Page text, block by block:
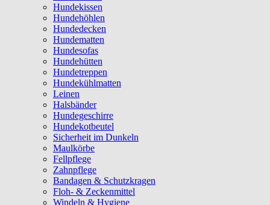
Hundekissen
Hundehöhlen
Hundedecken
Hundematten
Hundesofas
Hundehütten
Hundetreppen
Hundekühlmatten
Leinen
Halsbänder
Hundegeschirre
Hundekotbeutel
Sicherheit im Dunkeln
Maulkörbe
Fellpflege
Zahnpflege
Bandagen & Schutzkragen
Floh- & Zeckenmittel
Windeln & Hygiene